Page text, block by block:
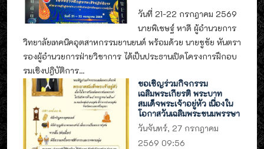
วันที่ 21-22 กรกฎาคม 2569
นายพิเชษฐ์ หาดี ผู้อำนวยการ
วิทยาลัยเทคนิคอุตสาหกรรมยานยนต์ พร้อมด้วย นายชูชัย หันตรา
รองผู้อำนวยการฝ่ายวิชาการ ได้เป็นประธานเปิดโครงการฝึกอบ
รมเชิงปฎิบัติการ...
ขอเชิญร่วมกิจกรรม
เฉลิมพระเกียรติ พระบาท
สมเด็จพระเจ้าอยู่หัว เนื่องใน
โอกาสวันเฉลิมพระชนมพรรษา
วันจันทร์, 27 กรกฎาคม
2569 09:56